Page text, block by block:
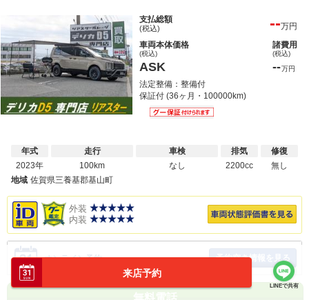
来店予約
LINEで共有
支払総額
(税込) --万円
車両本体価格
(税込)
ASK
諸費用
(税込)
--万円
法定整備：整備付
保証付 (36ヶ月・100000km)
年式
2023年
走行
100km
車検
なし
排気
2200cc
修復
無し
地域 佐賀県三養基郡基山町
外装
内装
オンライン予約 予約空き情報を見る
無料電話